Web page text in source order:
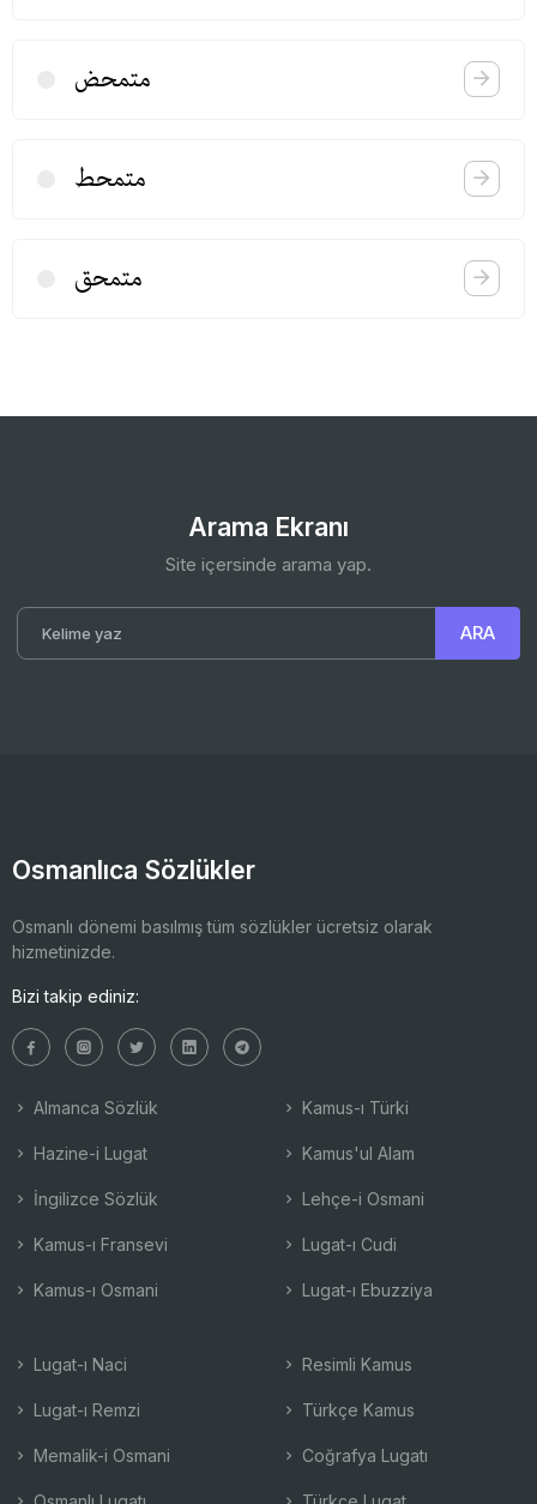
متمحض
متمحط
متمحق
Arama Ekranı
Site içersinde arama yap.
Osmanlıca Sözlükler
Osmanlı dönemi basılmış tüm sözlükler ücretsiz olarak
hizmetinizde.
Bizi takip ediniz:
Almanca Sözlük
Hazine-i Lugat
İngilizce Sözlük
Kamus-ı Fransevi
Kamus-ı Osmani
Kamus-ı Türki
Kamus'ul Alam
Lehçe-i Osmani
Lugat-ı Cudi
Lugat-ı Ebuzziya
Lugat-ı Naci
Lugat-ı Remzi
Memalik-i Osmani
Resimli Kamus
Türkçe Kamus
Coğrafya Lugatı